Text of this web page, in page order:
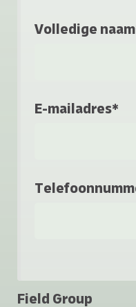
Volledige
E-mailadres*
Field Group